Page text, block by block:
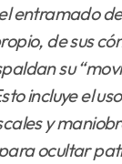
entramado
de sus
su
incluye el
y
ocultar